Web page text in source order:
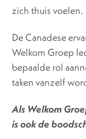
zich thuis voelen.
De Canadese
Welkom Groep
bepaalde rol
taken vanzelf
Als Welkom
is ook de